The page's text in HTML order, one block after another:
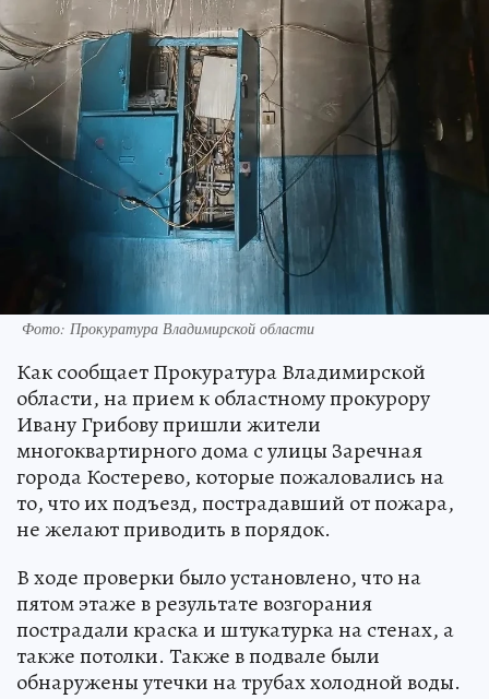
Фото: Прокуратура Владимирской области
Как сообщает Прокуратура Владимирской
области, на прием к областному прокурору
Ивану Грибову пришли жители
многоквартирного дома с улицы Заречная
города Костерево, которые пожаловались на
то, что их подъезд, пострадавший от пожара,
не желают приводить в порядок.
В ходе проверки было установлено, что на
пятом этаже в результате возгорания
пострадали краска и штукатурка на стенах, а
также потолки. Также в подвале были
обнаружены утечки на трубах холодной воды.